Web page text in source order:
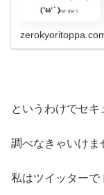
というわけでセキ
調べなきゃいけま
私はツイッターで